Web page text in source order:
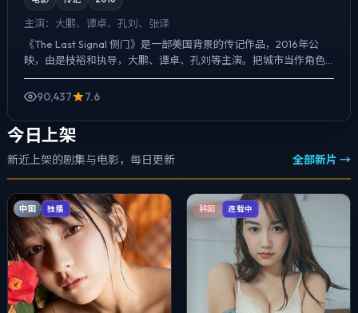
主演： 大鹏、谭卓、孔刘、张译
《The Last Signal 侧门》是一部美国背景的传记作品，2016年公
映，由是枝裕和执导，大鹏、谭卓、孔刘等主演。把城市当作角色
来写，夜景与雨声贯穿全片，一场意外成为切...
90,437
7.6
今日上架
新近上架的剧集与电影，每日更新 全部新片 →
中国 独播 韩国 连载中